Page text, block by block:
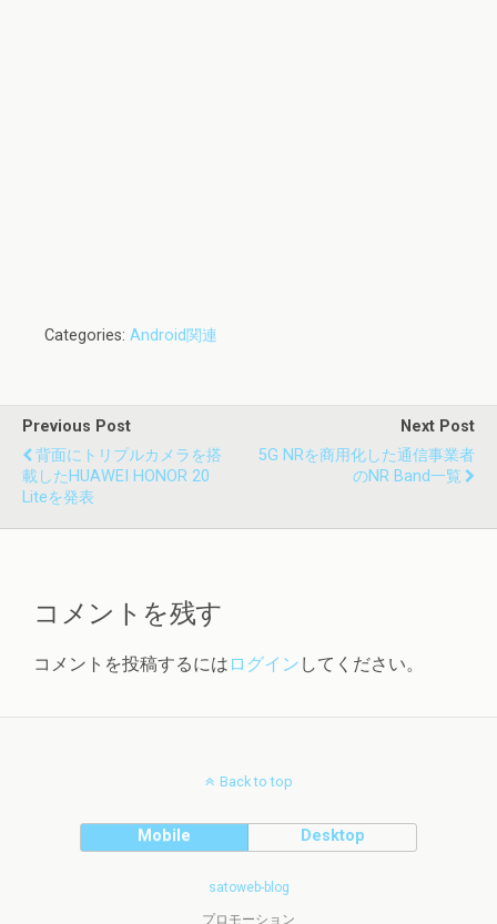
Categories: Android関連
Previous Post
背面にトリプルカメラを搭
載したHUAWEI HONOR 20
Liteを発表
Next Post
5G NRを商用化した通信事業者
のNR Band一覧
コメントを残す
コメントを投稿するには ログイン してください。
Back to top
Mobile Desktop
satoweb-blog
プロモーション